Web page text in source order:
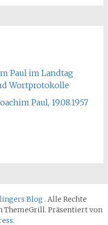
Paul im Landtag
Wortprotokolle
Paul, 19.08.1957
Blog . Alle Rechte
ThemeGrill. Präsentiert von
.